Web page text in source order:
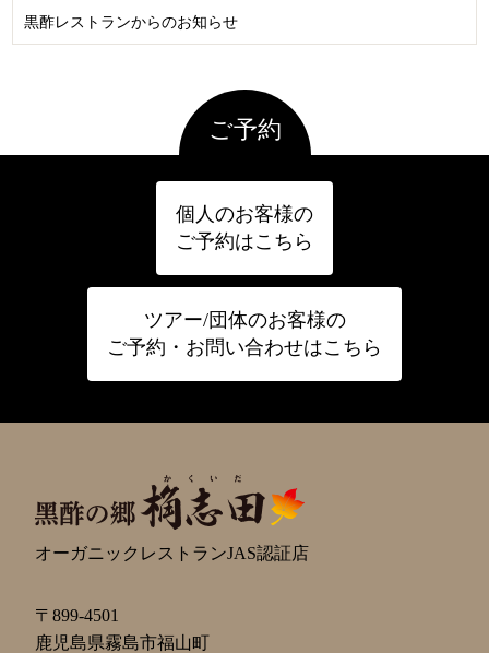
黒酢レストランからのお知らせ
ご予約
個人のお客様の
ご予約はこちら
ツアー/団体のお客様の
ご予約・お問い合わせはこちら
オーガニックレストランJAS認証店
〒899-4501
鹿児島県霧島市福山町